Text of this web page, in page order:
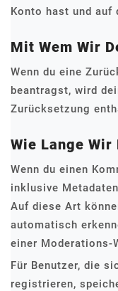
Konto hast und auf
Mit Wem Wir
Wenn du eine
beantragst, wird
Zurücksetzung
Wie Lange Wir
Wenn du einen
inklusive
Auf diese Art
automatisch
einer Moderations-
Für Benutzer, die
registrieren,